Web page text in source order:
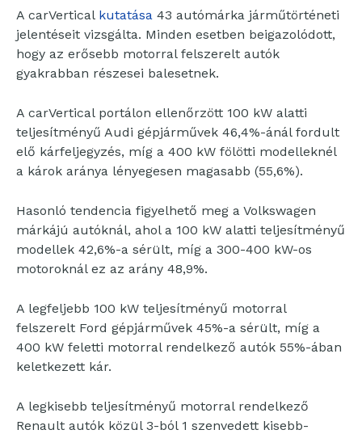
A carVertical kutatása 43 autómárka járműtörténeti
jelentéseit vizsgálta. Minden esetben beigazolódott,
hogy az erősebb motorral felszerelt autók
gyakrabban részesei balesetnek.
A carVertical portálon ellenőrzött 100 kW alatti
teljesítményű Audi gépjárművek 46,4%-ánál fordult
elő kárfeljegyzés, míg a 400 kW fölötti modelleknél
a károk aránya lényegesen magasabb (55,6%).
Hasonló tendencia figyelhető meg a Volkswagen
márkájú autóknál, ahol a 100 kW alatti teljesítményű
modellek 42,6%-a sérült, míg a 300-400 kW-os
motoroknál ez az arány 48,9%.
A legfeljebb 100 kW teljesítményű motorral
felszerelt Ford gépjárművek 45%-a sérült, míg a
400 kW feletti motorral rendelkező autók 55%-ában
keletkezett kár.
A legkisebb teljesítményű motorral rendelkező
Renault autók közül 3-ból 1 szenvedett kisebb-